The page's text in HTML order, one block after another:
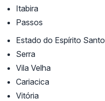
Itabira
Passos
Estado do Espírito Santo
Serra
Vila Velha
Cariacica
Vitória